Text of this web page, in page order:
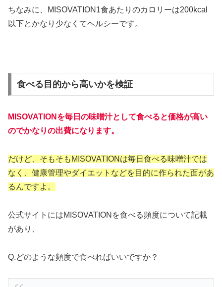
ちなみに、MISOVATION1食あたりのカロリーは200kcal
以下とかなり少なくてヘルシーです。
食べる目的から高いかを検証
MISOVATIONを毎日の味噌汁として食べると価格が高い
のでかなりの出費になります。
だけど、そもそもMISOVATIONは毎日食べる味噌汁では
なく、健康管理やダイエットなどを目的に作られた面があ
るんですよ。
公式サイトにはMISOVATIONを食べる頻度について記載
があり、
Q.どのような頻度で食べればいいですか？